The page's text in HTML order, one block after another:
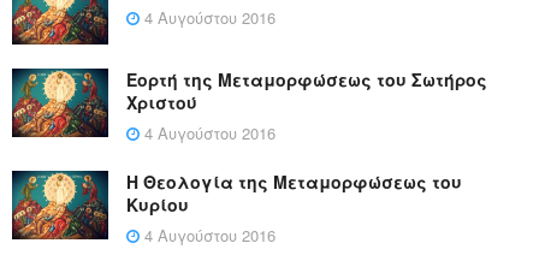
4 Αυγούστου 2016
Εορτή της Μεταμορφώσεως του Σωτήρος
Χριστού
4 Αυγούστου 2016
Η Θεολογία της Μεταμορφώσεως του
Κυρίου
4 Αυγούστου 2016